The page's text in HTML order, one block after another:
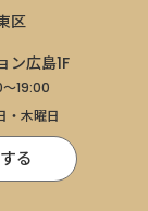
区
ン広島1F
19:00
・木曜日
る